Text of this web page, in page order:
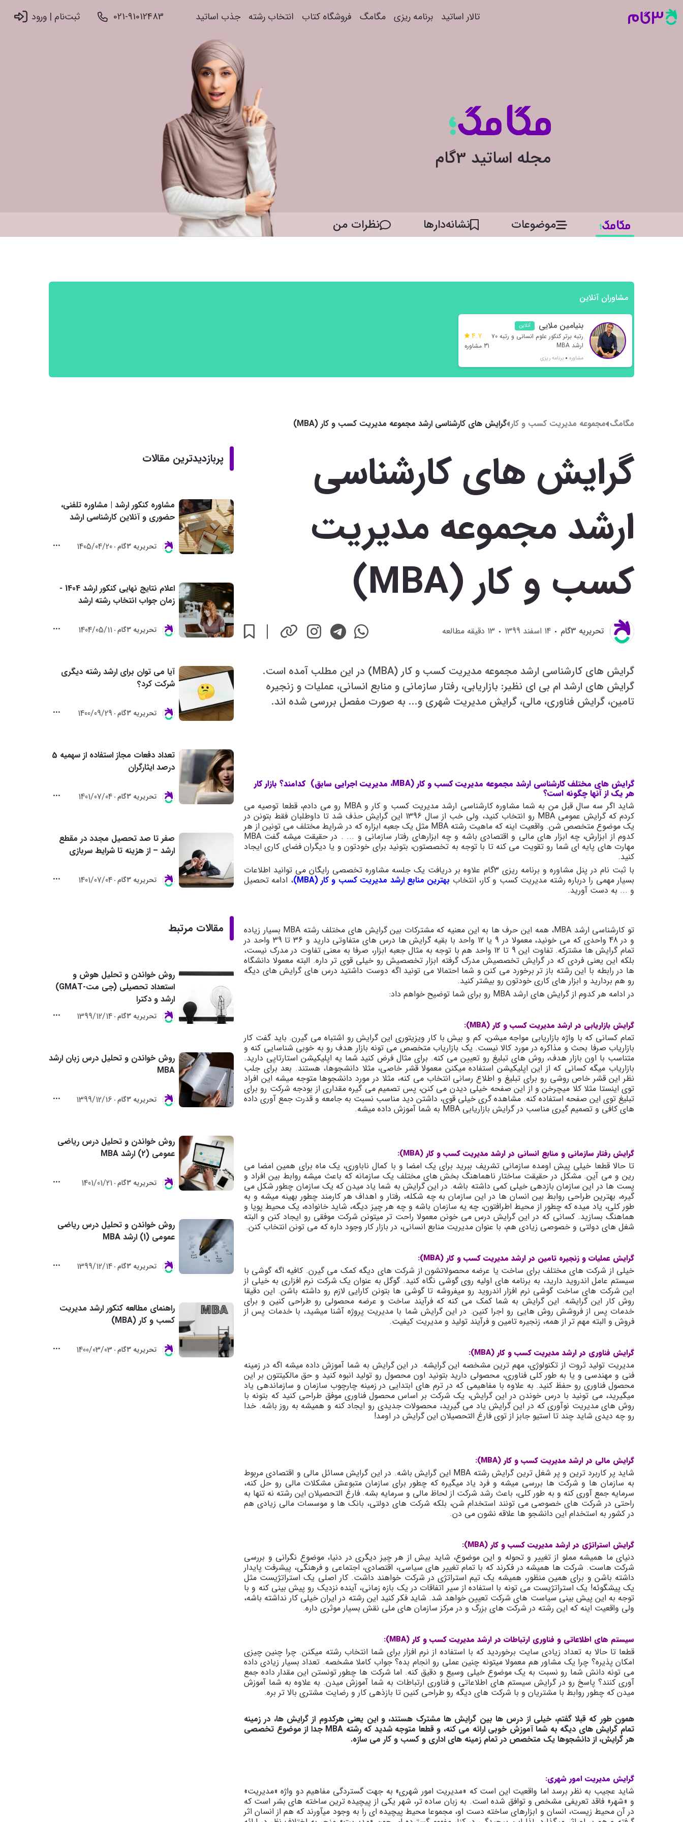
تالار اساتید برنامه ریزی مگامگ فروشگاه کتاب انتخاب رشته جذب اساتید 021-91012483 ثبت‌نام |‌ ورود
مجله اساتید 3گام
موضوعات نشانه‌دار‌ها نظرات من
مشاوران آنلاین
بنیامین ملایی آنلاین
رتبه برتر کنکور علوم انسانی و رتبه ۷۰
ارشد MBA
مشاوره برنامه ریزی
4.7
31 مشاوره
مگامگ مجموعه مدیریت کسب و کار گرایش های کارشناسی ارشد مجموعه مدیریت کسب و کار (MBA)
گرایش های کارشناسی
ارشد مجموعه مدیریت
کسب و کار (MBA)
تحريريه 3گام 14 اسفند 1399 13 دقیقه مطالعه
گرایش های کارشناسی ارشد مجموعه مدیریت کسب و کار (MBA) در این مطلب آمده است.
گرایش های ارشد ام بی ای نظیر: بازاریابی، رفتار سازمانی و منابع انسانی، عملیات و زنجیره
تامین، گرایش فناوری، مالی، گرایش مدیریت شهری و... به صورت مفصل بررسی شده اند.
گرایش های مختلف کارشناسی ارشد مجموعه مدیریت کسب و کار (MBA، مدیریت اجرایی سابق) کدامند؟ بازار کار
هر یک از آنها چگونه است؟
شاید اگر سه سال قبل من به شما مشاوره کارشناسی ارشد مدیریت کسب و کار و MBA رو می دادم، قطعا توصیه می
کردم که گرایش عمومی MBA
رو انتخاب کنید، ولی خب از سال 1396 این گرایش حذف شد تا داوطلبان فقط بتونن در
یک موضوع متخصص شن. واقعیت اینه که ماهیت رشته MBA مثل یک جعبه ابزاره که در شرایط مختلف می تونین از هر
کدوم از ابزارش، چه ابزار های مالی و اقتصادی باشه و چه ابزارهای رفتار سازمانی و ... . در حقیقت میشه گفت MBA
مهارت های پایه ای شما رو تقویت می کنه تا با توجه به تخصصتون، بتونید برای خودتون و یا دیگران فضای کاری ایجاد
کنید.
با ثبت نام در پنل مشاوره و برنامه ریزی 3گام علاوه بر دریافت یک جلسه مشاوره تخصصی رایگان می توانید اطلاعات
بسیار مهمی را درباره رشته مدیریت کسب و کار، انتخاب بهترین منابع ارشد مدیریت کسب و کار (MBA)
، ادامه تحصیل
و ... به دست آورید.
تو کارشناسی ارشد MBA، همه این حرف ها به این معنیه که مشترکات بین گرایش های مختلف رشته MBA بسیار زیاده
و در 48 واحدی که می خونید، معمولا در 9 یا 12 واحد با بقیه گرایش ها درس های متفاوتی دارید و 36 تا 39 واحد در
تمام گرایش ها مشترکه. تفاوت این 9 تا 12 واحد هم با توجه به مثال جعبه ابزار، صرفا به معنی تفاوت در مدرک نیست،
بلکه این یعنی فردی که در گرایش تخصصیش مدرک گرفته ابزار تخصصیش رو خیلی قوی تر داره. البته معمولا دانشگاه
ها در رابطه با این رشته باز تر برخورد می کنن و شما احتمالا می تونید اگه دوست داشتید درس های گرایش های دیگه
رو هم بردارید و ابزار های کاری خودتون رو بیشتر کنید.
در ادامه هر کدوم از گرایش های ارشد MBA رو برای شما توضیح خواهم داد:
گرایش بازاریابی در ارشد مدیریت کسب و کار (MBA):
تمام کسانی که با واژه بازاریابی مواجه میشن، کم و بیش با کار ویزیتوری این گرایش رو اشتباه می گیرن. باید گفت کار
بازاریاب صرفا بحث و مذاکره در مورد کالا نیست. یک بازاریاب متخصص می تونه بازار هدف رو به خوبی شناسایی کنه و
متناسب با اون بازار هدف، روش های تبلیغ رو تعیین می کنه. برای مثال فرض کنید شما یه اپلیکیشن استارتاپی دارید.
بازاریاب میگه کسانی که از این اپلیکیشن استفاده میکنن معمولا قشر خاصی، مثلا دانشجوها، هستند. بعد برای جلب
نظر این قشر خاص روشی رو برای تبلیغ و اطلاع رسانی انتخاب می کنه، مثلا در مورد دانشجوها متوجه میشه این افراد
توی اینستا مثلا کلا میچرخن و از این صفحه خیلی دیدن می کنن، پس تصمیم می گیره مقداری از بودجه شرکت رو برای
تبلیغ توی این صفحه استفاده کنه. مشاهده گری خیلی قوی، داشتن دید مناسب نسبت به جامعه و قدرت جمع آوری داده
های کافی و تصمیم گیری مناسب در گرایش بازاریابی MBA به شما آموزش داده میشه.
گرایش رفتار سازمانی و منابع انسانی در ارشد مدیریت کسب و کار (MBA):
تا حالا قطعا خیلی پیش اومده سازمانی تشریف ببرید برای یک امضا و با کمال ناباوری، یک ماه برای همین امضا می
رین و می آین. مشکل در حقیقت ساختار ناهماهنگ بخش های مختلف یک سازمانه که باعث میشه روابط بین افراد و
پست ها در این سازمان بازدهی خیلی کمی داشته باشه. در این گرایش به شما یاد میدن که یک سازمان چطور شکل می
گیره، بهترین طراحی روابط بین انسان ها در این سازمان به چه شکله، رفتار و اهداف هر کارمند چطور بهینه میشه و به
طور کلی، یاد میده که چطور از محیط اطرافتون، چه یه سازمان باشه و چه هر چیز دیگه، شاید خانواده، یک محیط پویا و
هماهنگ بسازید. کسانی که در این گرایش درس می خونن معمولا راحت تر میتونن شرکت موفقی رو ایجاد کنن و البته
شغل های دولتی و خصوصی زیادی هم، با عنوان مدیریت منابع انسانی، در بازار کار وجود داره که می تونن انتخاب کنن.
گرایش عملیات و زنجیره تامین در ارشد مدیریت کسب و کار (MBA):
خیلی از شرکت های مختلف برای ساخت یا عرضه محصولاتشون از شرکت های دیگه کمک می گیرن. کافیه اگه گوشی با
سیستم عامل اندروید دارید، به برنامه های اولیه روی گوشی نگاه کنید. گوگل به عنوان یک شرکت نرم افزاری به خیلی از
این شرکت های ساخت گوشی نرم افزار اندروید رو میفروشه تا گوشی ها بتونن کارایی لازم رو داشته باشن. این دقیقا
روش کار این گرایشه. این گرایش به شما کمک می کنه که فرآیند ساخت و عرضه محصولی رو طراحی کنین و برای
خدمات پس از فروشش روش هایی رو اجرا کنین. در این گرایش شما با مدیریت پروژه آشنا میشید، با خدمات پس از
فروش و البته مهم تر از همه، زنجیره تامین و فرآیند تولید و مدیریت کیفیت.
گرایش فناوری در ارشد مدیریت کسب و کار (MBA):
مدیریت تولید ثروت از تکنولوژی، مهم ترین مشخصه این گرایشه. در این گرایش به شما آموزش داده میشه اگه در زمینه
فنی و مهندسی و یا به طور کلی فناوری، محصولی دارید بتونید اون محصول رو تولید انبوه کنید و حق مالکیتتون بر این
محصول فناوری رو حفظ کنید. به علاوه با مفاهیمی که در ترم های ابتدایی در زمینه چارچوب سازمان و سازماندهی یاد
میگیرید، می تونید با درس خوندن در این گرایش، یک شرکت بر اساس محصول فناوری موفق طراحی کنید که بتونه با
روش های مدیریت نوآوری که در این گرایش یاد می گیرید، محصولات جدیدی رو ایجاد کنه و همیشه به روز باشه. خدا
رو چه دیدی شاید چند تا استیو جابز از توی فارغ التحصیلان این گرایش در اومد!
گرایش مالی در ارشد مدیریت کسب و کار (MBA):
شاید پر کاربرد ترین و پر شغل ترین گرایش رشته MBA این گرایش باشه. در این گرایش مسائل مالی و اقتصادی مربوط
به سازمان ها و شرکت ها بررسی میشه و فرد یاد میگیره که چطور برای سازمان متبوعش مشکلات مالی رو حل کنه،
سرمایه جمع آوری کنه و به طور کلی، باعث رشد شرکت از لحاظ مالی و سرمایه بشه. فارغ التحصیلان این رشته نه تنها به
راحتی در شرکت های خصوصی می تونند استخدام شن، بلکه شرکت های دولتی، بانک ها و موسسات مالی زیادی هم
در کشور به استخدام این دانشجو ها علاقه نشون می دن.
گرایش استراتژی در ارشد مدیریت کسب و کار (MBA):
دنیای ما همیشه مملو از تغییر و تحوله و این موضوع، شاید بیش از هر چیز دیگری در دنیا، موضوع نگرانی و بررسی
شرکت هاست. شرکت ها همیشه در فکرند که با تمام تغییر های سیاسی، اقتصادی، اجتماعی و فرهنگی، پیشرفت پایدار
داشته باشن و برای همین منظور، همیشه یک تیم استراتژی در شرکت خواهند داشت. کار اصلی یک استراتژیست مثل
یک پیشگوئه! یک استراتژیست می تونه با استفاده از سیر اتفاقات در یک بازه زمانی، آینده نزدیک رو پیش بینی کنه و با
توجه به این پیش بینی سیاست های شرکت تعیین خواهد شد. شاید فکر کنید این رشته در ایران خیلی کار نداشته باشه،
ولی واقعیت اینه که این رشته در شرکت های بزرگ و در مرکز سازمان های ملی نقش بسیار موثری داره.
سیستم های اطلاعاتی و فناوری ارتباطات در ارشد مدیریت کسب و کار (MBA):
قطعا تا حالا به تعداد زیادی سایت برخوردید که با استفاده از نرم افزار برای شما انتخاب رشته میکنن. چرا چنین چیزی
امکان پذیره؟ چرا یک مشاور هم معمولا میتونه چنین عملی رو انجام بده؟ جواب کاملا مشخصه. تعداد بسیار زیادی داده
می تونه دانش شما رو نسبت به یک موضوع خیلی وسیع و دقیق کنه. اما شرکت ها چطور تونستن این مقدار داده جمع
آوری کنند؟ پاسخ رو در گرایش سیستم های اطلاعاتی و فناوری ارتباطات به شما آموزش میدن. به علاوه به شما آموزش
میدن که چطور روابط با مشتریان و با شرکت های دیگه رو طراحی کنین تا بازذهی کار و رضایت مشتری بالا تر بره.
همون طور که قبلا گفتم، خیلی از درس ها بین گرایش ها مشترک هستند، و این یعنی هرکدوم از گرایش ها، در زمینه
تمام گرایش های دیگه به شما آموزش خوبی ارائه می کنه، و قطعا متوجه شدید که رشته MBA جدا از موضوع تخصصی
هر گرایش، از دانشجوها یک متخصص در تمام زمینه های اداری و کسب و کار می سازه.
گرایش مدیریت امور شهری:
شاید عجیب به نظر برسد اما واقعیت این است که «مدیریت امور شهری» به جهت گستردگی مفاهیم دو واژه «مدیریت»
و «شهر» فاقد تعریفی مشخص و توافق شده است. به زبان ساده تر، شهر یکی از پیچیده ترین ساخته های بشر است که
در آن محیط زیست، انسان و ابزارهای ساخته دست او، مجموعا محیط پیچیده ای را به وجود می­آورند که هم از انسان اثر
پربازدیدترین مقالات
مشاوره کنکور ارشد | مشاوره تلفنی،
حضوری و آنلاین کارشناسی ارشد
تحريريه 3گام 1405/04/20
اعلام نتایج نهایی کنکور ارشد 1404 -
زمان جواب انتخاب رشته ارشد
تحريريه 3گام 1404/05/11
آیا می توان برای ارشد رشته دیگری
شرکت کرد؟
تحريريه 3گام 1400/09/29
تعداد دفعات مجاز استفاده از سهمیه 5
درصد ایثارگران
تحريريه 3گام 1401/07/04
صفر تا صد تحصیل مجدد در مقطع
ارشد – از هزینه تا شرایط سربازی
تحريريه 3گام 1401/07/04
مقالات مرتبط
روش خواندن و تحلیل هوش و
استعداد تحصیلی (جی مت-GMAT)
ارشد و دکترا
تحريريه 3گام 1399/12/14
روش خواندن و تحلیل درس زبان ارشد
MBA
تحريريه 3گام 1399/12/16
روش خواندن و تحلیل درس ریاضی
عمومی (2) ارشد MBA
تحريريه 3گام 1401/01/21
روش خواندن و تحلیل درس ریاضی
عمومی (1) ارشد MBA
تحريريه 3گام 1399/12/14
راهنمای مطالعه کنکور ارشد مدیریت
کسب و کار (MBA)
تحريريه 3گام 1400/03/03